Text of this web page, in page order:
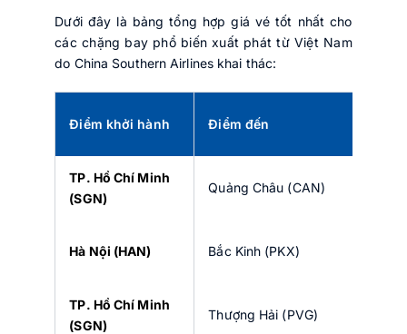
Dưới đây là bảng tổng hợp giá vé tốt nhất cho
các chặng bay phổ biến xuất phát từ Việt Nam
do China Southern Airlines khai thác:
Điểm khởi hành Điểm đến
TP. Hồ Chí Minh
(SGN)
Quảng Châu (CAN)
Hà Nội (HAN) Bắc Kinh (PKX)
TP. Hồ Chí Minh
(SGN)
Thượng Hải (PVG)